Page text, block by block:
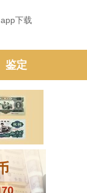
app下载
鉴定